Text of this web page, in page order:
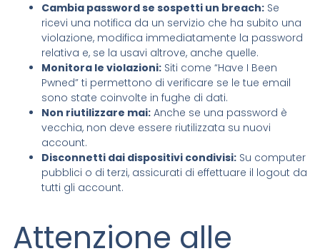
Cambia password se sospetti un breach: Se
ricevi una notifica da un servizio che ha subito una
violazione, modifica immediatamente la password
relativa e, se la usavi altrove, anche quelle.
Monitora le violazioni: Siti come “Have I Been
Pwned” ti permettono di verificare se le tue email
sono state coinvolte in fughe di dati.
Non riutilizzare mai: Anche se una password è
vecchia, non deve essere riutilizzata su nuovi
account.
Disconnetti dai dispositivi condivisi: Su computer
pubblici o di terzi, assicurati di effettuare il logout da
tutti gli account.
Attenzione alle